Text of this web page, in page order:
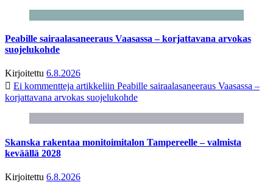
Peabille sairaalasaneeraus Vaasassa – korjattavana arvokas
suojelukohde
Kirjoitettu 6.8.2026
Ei kommentteja artikkeliin Peabille sairaalasaneeraus Vaasassa –
korjattavana arvokas suojelukohde
Skanska rakentaa monitoimitalon Tampereelle – valmista
keväällä 2028
Kirjoitettu 6.8.2026